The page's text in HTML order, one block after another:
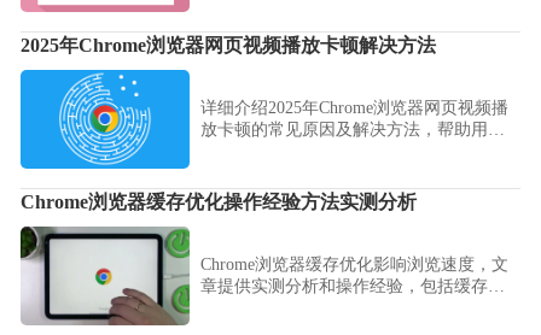
2025年Chrome浏览器网页视频播放卡顿解决方法
详细介绍2025年Chrome浏览器网页视频播
放卡顿的常见原因及解决方法，帮助用户
Chrome浏览器缓存优化操作经验方法实测分析
Chrome浏览器缓存优化影响浏览速度，文
章提供实测分析和操作经验，包括缓存清